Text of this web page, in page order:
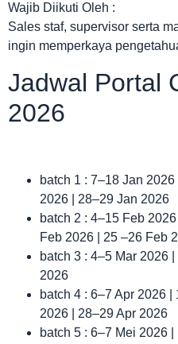
Wajib Diikuti Oleh :
Sales staf, supervisor serta
ingin memperkaya
Jadwal Portal
2026
batch 1 : 7–18 Jan
2026 | 28–29 Jan 2026
batch 2 : 4–15 Feb
Feb 2026 | 25 –26 Feb
batch 3 : 4–5 Mar 2026
2026
batch 4 : 6–7 Apr 2026
2026 | 28–29 Apr 2026
batch 5 : 6–7 Mei 2026